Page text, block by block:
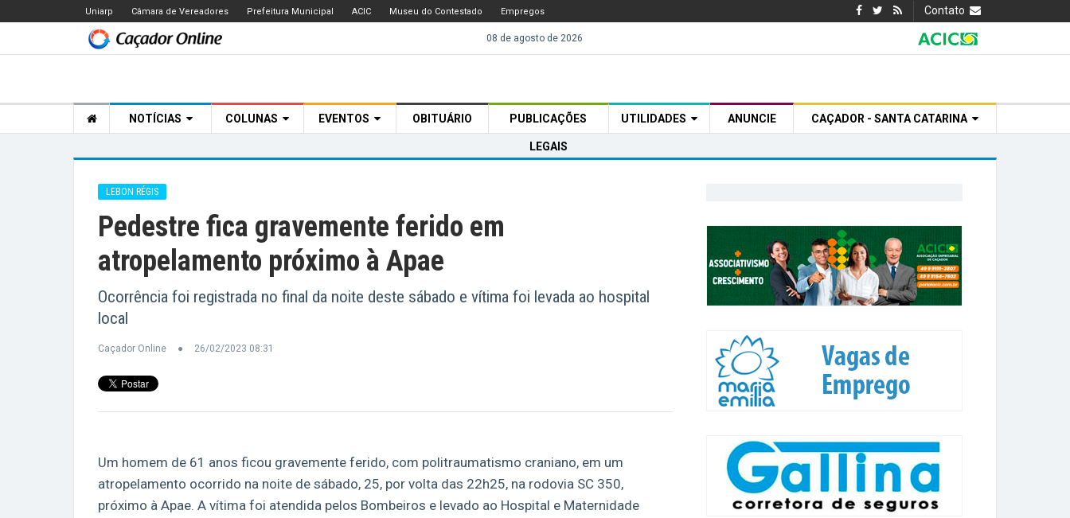
Uniarp Câmara de Vereadores Prefeitura Municipal ACIC Museu do Contestado Empregos Contato
08 de agosto de 2026
NOTÍCIAS COLUNAS EVENTOS OBITUÁRIO PUBLICAÇÕES
LEGAIS
UTILIDADES ANUNCIE CAÇADOR - SANTA CATARINA
LEBON RÉGIS
Pedestre fica gravemente ferido em
atropelamento próximo à Apae
Ocorrência foi registrada no final da noite deste sábado e vítima foi levada ao hospital
local
Caçador Online 26/02/2023 08:31
Um homem de 61 anos ficou gravemente ferido, com politraumatismo craniano, em um
atropelamento ocorrido na noite de sábado, 25, por volta das 22h25, na rodovia SC 350,
próximo à Apae. A vítima foi atendida pelos Bombeiros e levado ao Hospital e Maternidade